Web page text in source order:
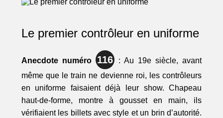
Le premier contrôleur en uniforme
Anecdote numéro 116: Au 19e siècle, avant
même que le train ne devienne roi, les contrôleurs
en uniforme faisaient déjà leur show. Chapeau
haut-de-forme, montre à gousset en main, ils
vérifiaient les billets avec style et un brin d’autorité.